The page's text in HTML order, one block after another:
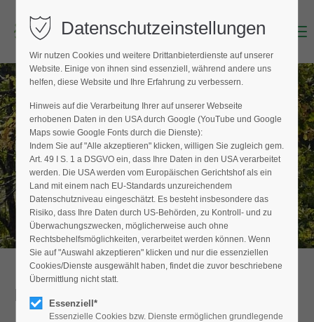
Login
Benutzername (E-Mailadresse)
Passwort
Anmelden
Register|Lost your password?
Support
Menu
BAUMPFLEGER FINDEN
Hier finden Sie den Fachbetrieb in Ihrer
Nähe
Detailansicht
Datenschutzeinstellungen
Wir nutzen Cookies und weitere Drittanbieterdienste auf unserer
Website. Einige von ihnen sind essenziell, während andere uns
helfen, diese Website und Ihre Erfahrung zu verbessern.
Hinweis auf die Verarbeitung Ihrer auf unserer Webseite
erhobenen Daten in den USA durch Google (YouTube und Google
Maps sowie Google Fonts durch die Dienste):
Indem Sie auf "Alle akzeptieren" klicken, willigen Sie zugleich gem.
Art. 49 I S. 1 a DSGVO ein, dass Ihre Daten in den USA verarbeitet
werden. Die USA werden vom Europäischen Gerichtshof als ein
Land mit einem nach EU-Standards unzureichendem
Datenschutzniveau eingeschätzt. Es besteht insbesondere das
Risiko, dass Ihre Daten durch US-Behörden, zu Kontroll- und zu
Überwachungszwecken, möglicherweise auch ohne
Rechtsbehelfsmöglichkeiten, verarbeitet werden können. Wenn
Sie auf "Auswahl akzeptieren" klicken und nur die essenziellen
Cookies/Dienste ausgewählt haben, findet die zuvor beschriebene
Übermittlung nicht statt.
Essenziell*
Essenzielle Cookies bzw. Dienste ermöglichen grundlegende